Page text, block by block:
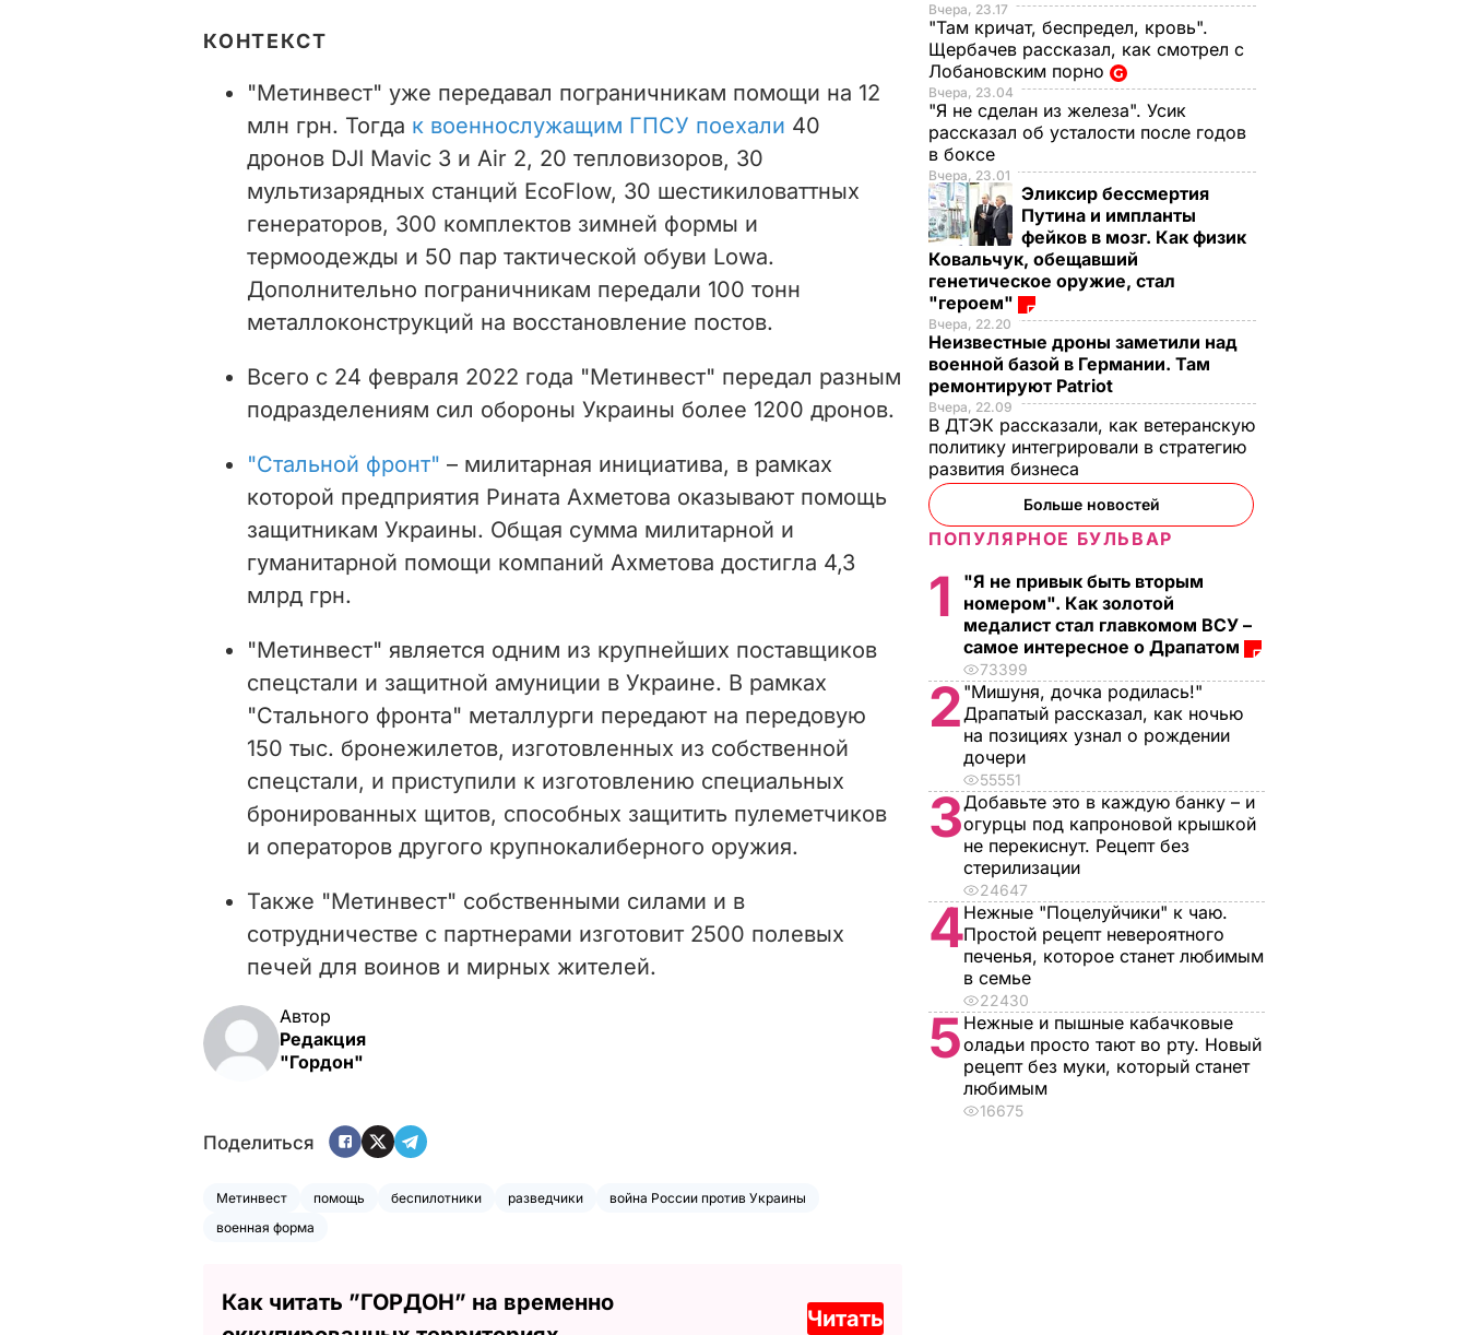
КОНТЕКСТ
"Метинвест" уже передавал пограничникам помощи на 12
млн грн. Тогда к военнослужащим ГПСУ поехали 40
дронов DJI Mavic 3 и Air 2, 20 тепловизоров, 30
мультизарядных станций EcoFlow, 30 шестикиловаттных
генераторов, 300 комплектов зимней формы и
термоодежды и 50 пар тактической обуви Lowa.
Дополнительно пограничникам передали 100 тонн
металлоконструкций на восстановление постов.
Всего с 24 февраля 2022 года "Метинвест" передал разным
подразделениям сил обороны Украины более 1200 дронов.
"Стальной фронт" – милитарная инициатива, в рамках
которой предприятия Рината Ахметова оказывают помощь
защитникам Украины. Общая сумма милитарной и
гуманитарной помощи компаний Ахметова достигла 4,3
млрд грн.
"Метинвест" является одним из крупнейших поставщиков
спецстали и защитной амуниции в Украине. В рамках
"Стального фронта" металлурги передают на передовую
150 тыс. бронежилетов, изготовленных из собственной
спецстали, и приступили к изготовлению специальных
бронированных щитов, способных защитить пулеметчиков
и операторов другого крупнокалиберного оружия.
Также "Метинвест" собственными силами и в
сотрудничестве с партнерами изготовит 2500 полевых
печей для воинов и мирных жителей.
Автор
Редакция
"Гордон"
Поделиться
Метинвест помощь беспилотники разведчики
война России против Украины
военная форма
Как читать ”ГОРДОН” на временно
Читать
Вчера, 23.17
"Там кричат, беспредел, кровь".
Щербачев рассказал, как смотрел с
Лобановским порно
Вчера, 23.04
"Я не сделан из железа". Усик
рассказал об усталости после годов
в боксе
Вчера, 23.01
Эликсир бессмертия
Путина и импланты
фейков в мозг. Как физик
Ковальчук, обещавший
генетическое оружие, стал
"героем"
Вчера, 22.20
Неизвестные дроны заметили над
военной базой в Германии. Там
ремонтируют Patriot
Вчера, 22.09
В ДТЭК рассказали, как ветеранскую
политику интегрировали в стратегию
развития бизнеса
Больше новостей
ПОПУЛЯРНОЕ БУЛЬВАР
1
"Я не привык быть вторым
номером". Как золотой
медалист стал главкомом ВСУ –
самое интересное о Драпатом
73399
2 "Мишуня, дочка родилась!"
Драпатый рассказал, как ночью
на позициях узнал о рождении
дочери
55551
3Добавьте это в каждую банку – и
огурцы под капроновой крышкой
не перекиснут. Рецепт без
стерилизации
24647
4Нежные "Поцелуйчики" к чаю.
Простой рецепт невероятного
печенья, которое станет любимым
в семье
22430
5 Нежные и пышные кабачковые
оладьи просто тают во рту. Новый
рецепт без муки, который станет
любимым
16675